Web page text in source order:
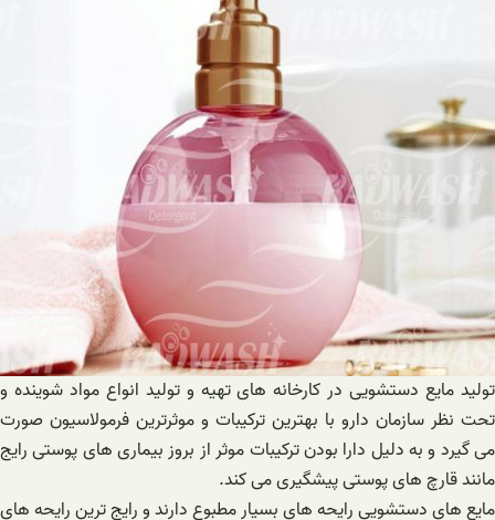
تولید مایع دستشویی در کارخانه های تهیه و تولید انواع مواد شوینده و
تحت نظر سازمان دارو با بهترین ترکیبات و موثرترین فرمولاسیون صورت
می گیرد و به دلیل دارا بودن ترکیبات موثر از بروز بیماری های پوستی رایج
مانند قارچ های پوستی پیشگیری می کند.
مایع های دستشویی رایحه های بسیار مطبوع دارند و رایج ترین رایحه های